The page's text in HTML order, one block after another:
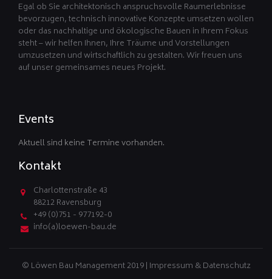
Egal ob Sie architektonisch anspruchsvolle Raumerlebnisse
bevorzugen, technisch innovative Konzepte umsetzen wollen
oder das nachhaltige und ökologische Bauen in Ihrem Fokus
steht – wir helfen Ihnen, Ihre Träume und Vorstellungen
umzusetzen und wirtschaftlich zu gestalten. Wir freuen uns
auf unser gemeinsames neues Projekt.
Events
Aktuell sind keine Termine vorhanden.
Kontakt
Charlottenstraße 43
88212 Ravensburg
+49 (0)751 - 977192-0
info(a)loewen-bau.de
© Löwen Bau Management 2019 | Impressum & Datenschutz